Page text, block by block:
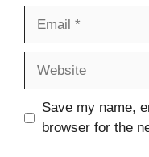
Save my name,
browser for the